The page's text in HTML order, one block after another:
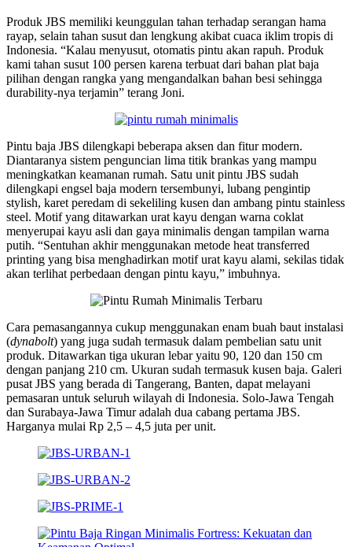
Produk JBS memiliki keunggulan tahan terhadap serangan hama
rayap, selain tahan susut dan lengkung akibat cuaca iklim tropis di
Indonesia. “Kalau menyusut, otomatis pintu akan rapuh. Produk
kami tahan susut 100 persen karena terbuat dari bahan plat baja
pilihan dengan rangka yang mengandalkan bahan besi sehingga
durability-nya terjamin” terang Joni.
Pintu baja JBS dilengkapi beberapa aksen dan fitur modern.
Diantaranya sistem penguncian lima titik brankas yang mampu
meningkatkan keamanan rumah. Satu unit pintu JBS sudah
dilengkapi engsel baja modern tersembunyi, lubang pengintip
stylish, karet peredam di sekeliling kusen dan ambang pintu stainless
steel. Motif yang ditawarkan urat kayu dengan warna coklat
menyerupai kayu asli dan gaya minimalis dengan tampilan warna
putih. “Sentuhan akhir menggunakan metode heat transferred
printing yang bisa menghadirkan motif urat kayu alami, sekilas tidak
akan terlihat perbedaan dengan pintu kayu,” imbuhnya.
Cara pemasangannya cukup menggunakan enam buah baut instalasi
(dynabolt) yang juga sudah termasuk dalam pembelian satu unit
produk. Ditawarkan tiga ukuran lebar yaitu 90, 120 dan 150 cm
dengan panjang 210 cm. Ukuran sudah termasuk kusen baja. Galeri
pusat JBS yang berada di Tangerang, Banten, dapat melayani
pemasaran untuk seluruh wilayah di Indonesia. Solo-Jawa Tengah
dan Surabaya-Jawa Timur adalah dua cabang pertama JBS.
Harganya mulai Rp 2,5 – 4,5 juta per unit.